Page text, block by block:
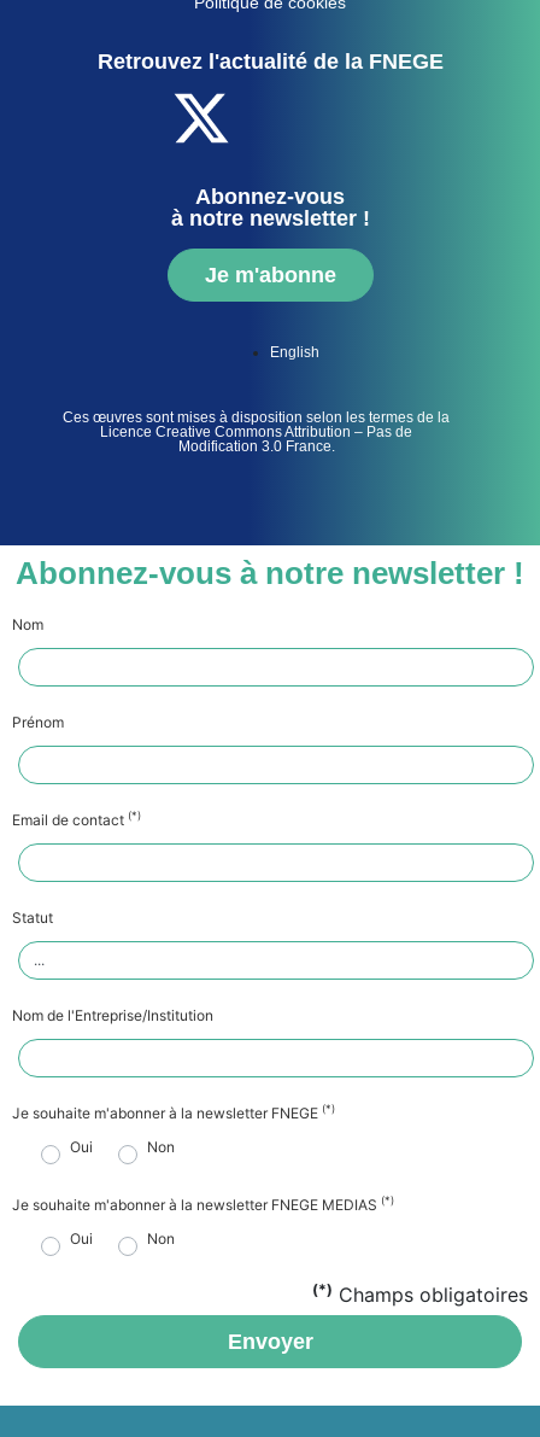
Retrouvez l'actualité de la FNEGE
Abonnez-vous
à notre newsletter !
Je m'abonne
English
Ces œuvres sont mises à disposition selon les termes de la
Licence Creative Commons Attribution – Pas de
Modification 3.0 France.
Abonnez-vous à notre newsletter !
Nom
Prénom
Email de contact (*)
Statut
Nom de l'Entreprise/Institution
Je souhaite m'abonner à la newsletter FNEGE (*)
Oui Non
Je souhaite m'abonner à la newsletter FNEGE MEDIAS (*)
Oui Non
(*) Champs obligatoires
Envoyer